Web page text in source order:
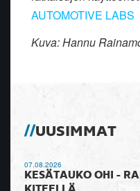
AUTOMOTIVE LABS
Kuva: Hannu
UUSIMMAT
07.08.2026
KESÄTAUKO OHI -